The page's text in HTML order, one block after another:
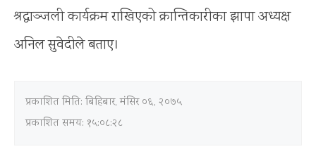
श्रद्धाञ्जली कार्यक्रम राखिएको क्रान्तिकारीका झापा अध्यक्ष
अनिल सुवेदीले बताए।
प्रकाशित मिति: बिहिबार, मंसिर ०६, २०७५
प्रकाशित समय: १५:०८:२८